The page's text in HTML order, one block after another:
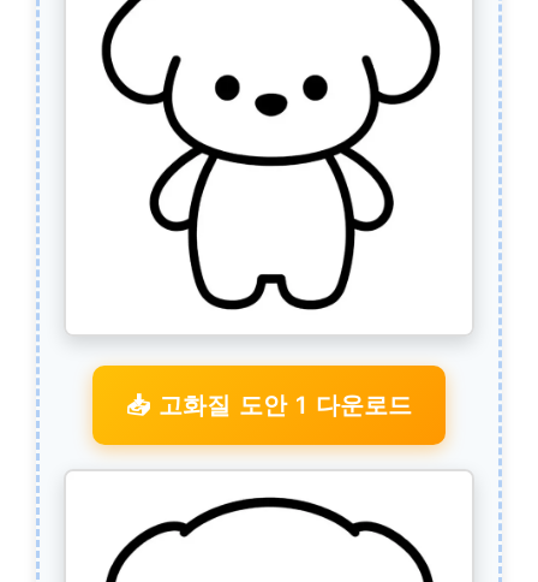
📥 고화질 도안 1 다운로드